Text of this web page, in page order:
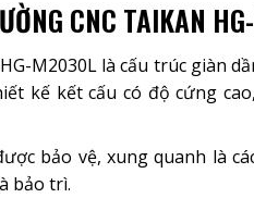
CNC TAIKAN
M2030L là cấu trúc giàn
kế kết cấu có độ cứng
bảo vệ, xung quanh là
bảo trì.